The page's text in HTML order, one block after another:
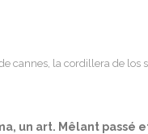
cannes la cordillera de los
un art. Mêlant passé